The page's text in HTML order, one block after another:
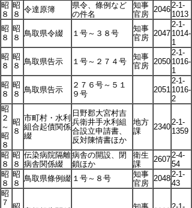
昭
８
昭
８
令達原簿
県令、條例など
の件名
知事
官房
20462-1-
1013
昭
８
昭
８ 鳥取県令綴 １号～３８号
知事
官房 2047
2-1-
1014-
1
昭
８
昭
８ 鳥取県告示 １号～２７４号
知事
官房 2050
2-1-
1016-
1
昭
８
昭
８ 鳥取県告示
２７６号～５１
９号
2051
2-1-
1016-
2
昭
２
～
昭
８
昭
８
市町村・水利
組合起債関係
綴
日野郡大宮村吉
兵衛井手水利組
合設立申請書、
反対陳情書ほか
地方
課
2340
2-1-
1359
昭
８
昭
８
伝染病院隔離
病舎関係綴
病舎の開設、閉
鎖ほか
衛生
課
26072-4-
54
昭
８
昭
８
鳥取県條例綴 １号～８号
知事
官房
20482-1-
43
昭
７